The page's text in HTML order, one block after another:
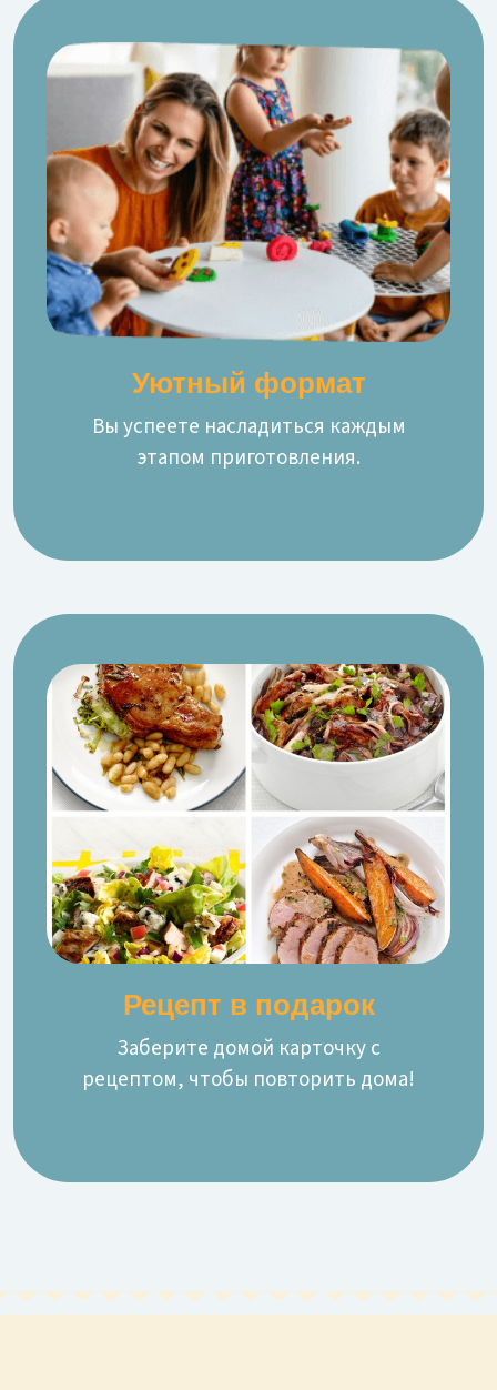
Уютный формат
Вы успеете насладиться каждым
этапом приготовления.
Рецепт в подарок
Заберите домой карточку с
рецептом, чтобы повторить дома!